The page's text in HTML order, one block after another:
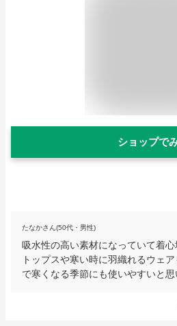
ショップで
たなかさん(50代・男性)
吸水性の高い素材になっていて着
トップスや寒い時に羽織れるウェ
で寒くなる季節にも使いやすいと思